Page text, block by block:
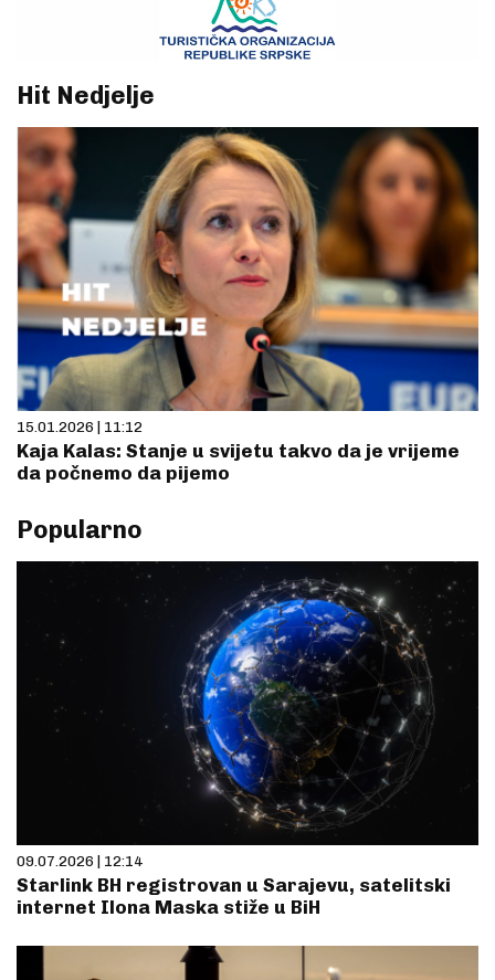
Hit Nedjelje
15.01.2026 | 11:12
Kaja Kalas: Stanje u svijetu takvo da je vrijeme
da počnemo da pijemo
Popularno
09.07.2026 | 12:14
Starlink BH registrovan u Sarajevu, satelitski
internet Ilona Maska stiže u BiH